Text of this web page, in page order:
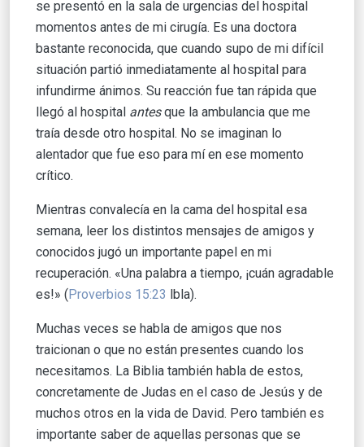
se presentó en la sala de urgencias del hospital
momentos antes de mi cirugía. Es una doctora
bastante reconocida, que cuando supo de mi difícil
situación partió inmediatamente al hospital para
infundirme ánimos. Su reacción fue tan rápida que
llegó al hospital antesque la ambulancia que me
traía desde otro hospital. No se imaginan lo
alentador que fue eso para mí en ese momento
crítico.
Mientras convalecía en la cama del hospital esa
semana, leer los distintos mensajes de amigos y
conocidos jugó un importante papel en mi
recuperación. «Una palabra a tiempo, ¡cuán agradable
es!» ( Proverbios 15:23 lbla).
Muchas veces se habla de amigos que nos
traicionan o que no están presentes cuando los
necesitamos. La Biblia también habla de estos,
concretamente de Judas en el caso de Jesús y de
muchos otros en la vida de David. Pero también es
importante saber de aquellas personas que se